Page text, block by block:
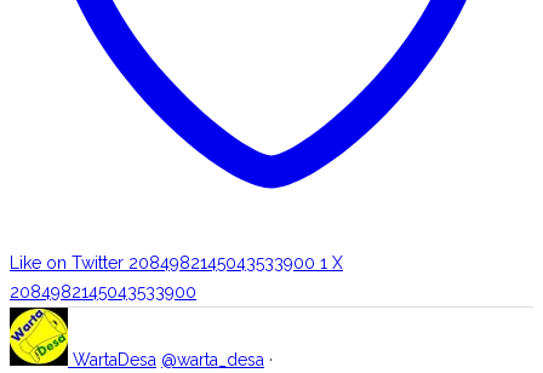
Like on Twitter 2084982145043533900 1 X
2084982145043533900
WartaDesa @warta_desa ·